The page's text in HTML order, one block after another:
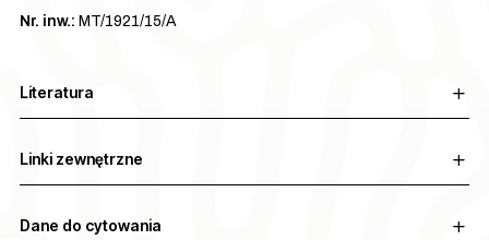
Nr. inw.: MT/1921/15/A
Literatura
Linki zewnętrzne
Dane do cytowania